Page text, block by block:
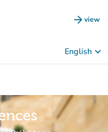
arrow_forward view
(new
English keyboard_arrow_down